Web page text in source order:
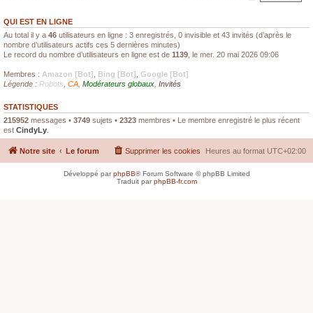
QUI EST EN LIGNE
Au total il y a 46 utilisateurs en ligne : 3 enregistrés, 0 invisible et 43 invités (d’après le
nombre d’utilisateurs actifs ces 5 dernières minutes)
Le record du nombre d’utilisateurs en ligne est de 1139 , le mer. 20 mai 2026 09:06
Membres : Amazon [Bot] Bing [Bot] Google [Bot]
Légende : Robots CA Modérateurs globaux Invités
STATISTIQUES
215952 messages • 3749 sujets • 2323 membres • Le membre enregistré le plus récent
est CindyLy
Notre site Le forum Heures au format UTC+02:00
Supprimer les cookies
Développé parphpBB® Forum Software © phpBB Limited
Traduit parphpBB-fr.com